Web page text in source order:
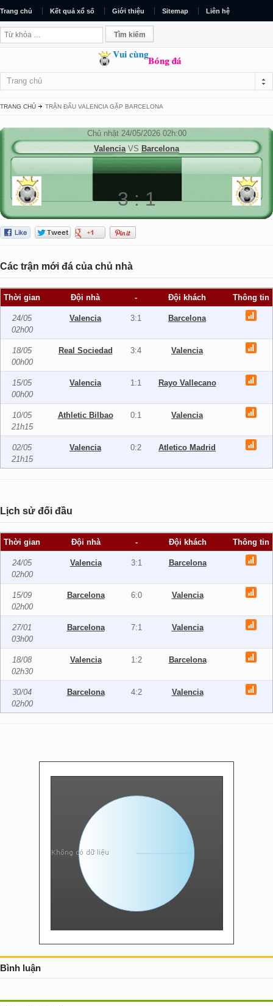
Trang chủ Kết quả xổ số Giới thiệu Sitemap Liên hệ
Trang chủ
TRANG CHỦ TRẬN ĐẤU VALENCIA GẶP BARCELONA
Chủ nhật 24/05/2026 02h:00
Valencia VS Barcelona
3 : 1
Đã kết thúc.
Các trận mới đá của chủ nhà
Thời gian Đội nhà - Đội khách Thông tin
24/05
02h00
Valencia 3:1 Barcelona
18/05
00h00
Real Sociedad 3:4 Valencia
15/05
00h00
Valencia 1:1 Rayo Vallecano
10/05
21h15
Athletic Bilbao 0:1 Valencia
02/05
21h15
Valencia 0:2 Atletico Madrid
Lịch sử đối đầu
Thời gian Đội nhà - Đội khách Thông tin
24/05
02h00
Valencia 3:1 Barcelona
15/09
02h00
Barcelona 6:0 Valencia
27/01
03h00
Barcelona 7:1 Valencia
18/08
02h30
Valencia 1:2 Barcelona
30/04
02h00
Barcelona 4:2 Valencia
Bình luận